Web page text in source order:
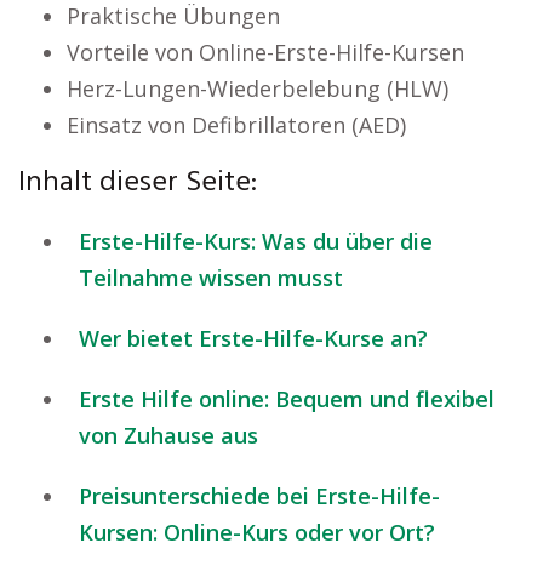
Praktische Übungen
Vorteile von Online-Erste-Hilfe-Kursen
Herz-Lungen-Wiederbelebung (HLW)
Einsatz von Defibrillatoren (AED)
Inhalt dieser Seite:
Erste-Hilfe-Kurs: Was du über die
Teilnahme wissen musst
Wer bietet Erste-Hilfe-Kurse an?
Erste Hilfe online: Bequem und flexibel
von Zuhause aus
Preisunterschiede bei Erste-Hilfe-
Kursen: Online-Kurs oder vor Ort?